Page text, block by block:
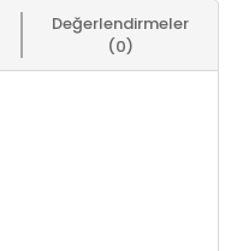
Değerlendirmeler
(0)